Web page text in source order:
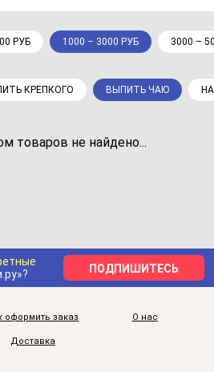
РУБ 1000 – 3000 РУБ 3000 –
КРЕПКОГО ВЫПИТЬ ЧАЮ
товаров не найдено...
ПОДПИШИТЕСЬ
оформить заказ О нас
Доставка